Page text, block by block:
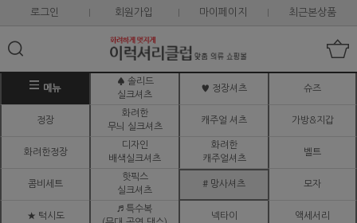
로그인 회원가입 마이페이지 최근본상품
메뉴
♠ 솔리드
실크셔츠
♥ 정장셔츠 슈즈
정장
화려한
무늬 실크셔츠
캐주얼 셔츠 가방&지갑
화려한정장
디자인
배색실크셔츠
화려한
캐주얼셔츠
벨트
콤비세트
핫픽스
실크셔츠
# 망사셔츠 모자
★ 턱시도
♬ 특수복
넥타이 액세서리